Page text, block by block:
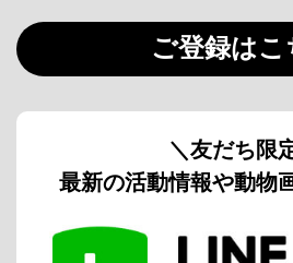
ご登録はこ
＼友だち限
最新の活動情報や動物